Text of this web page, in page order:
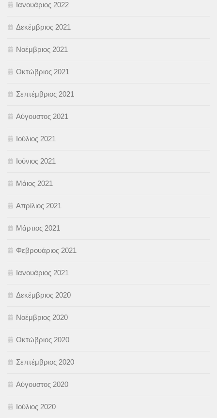
Ιανουάριος 2022
Δεκέμβριος 2021
Νοέμβριος 2021
Οκτώβριος 2021
Σεπτέμβριος 2021
Αύγουστος 2021
Ιούλιος 2021
Ιούνιος 2021
Μάιος 2021
Απρίλιος 2021
Μάρτιος 2021
Φεβρουάριος 2021
Ιανουάριος 2021
Δεκέμβριος 2020
Νοέμβριος 2020
Οκτώβριος 2020
Σεπτέμβριος 2020
Αύγουστος 2020
Ιούλιος 2020